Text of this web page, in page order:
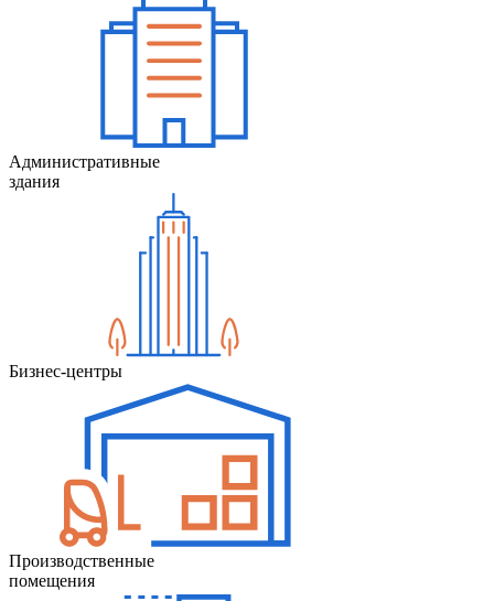
Административные
здания
Бизнес-центры
Производственные
помещения